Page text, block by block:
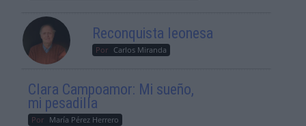
Reconquista leonesa
Por Carlos Miranda
Clara Campoamor: Mi sueño,
mi pesadilla
Por María Pérez Herrero